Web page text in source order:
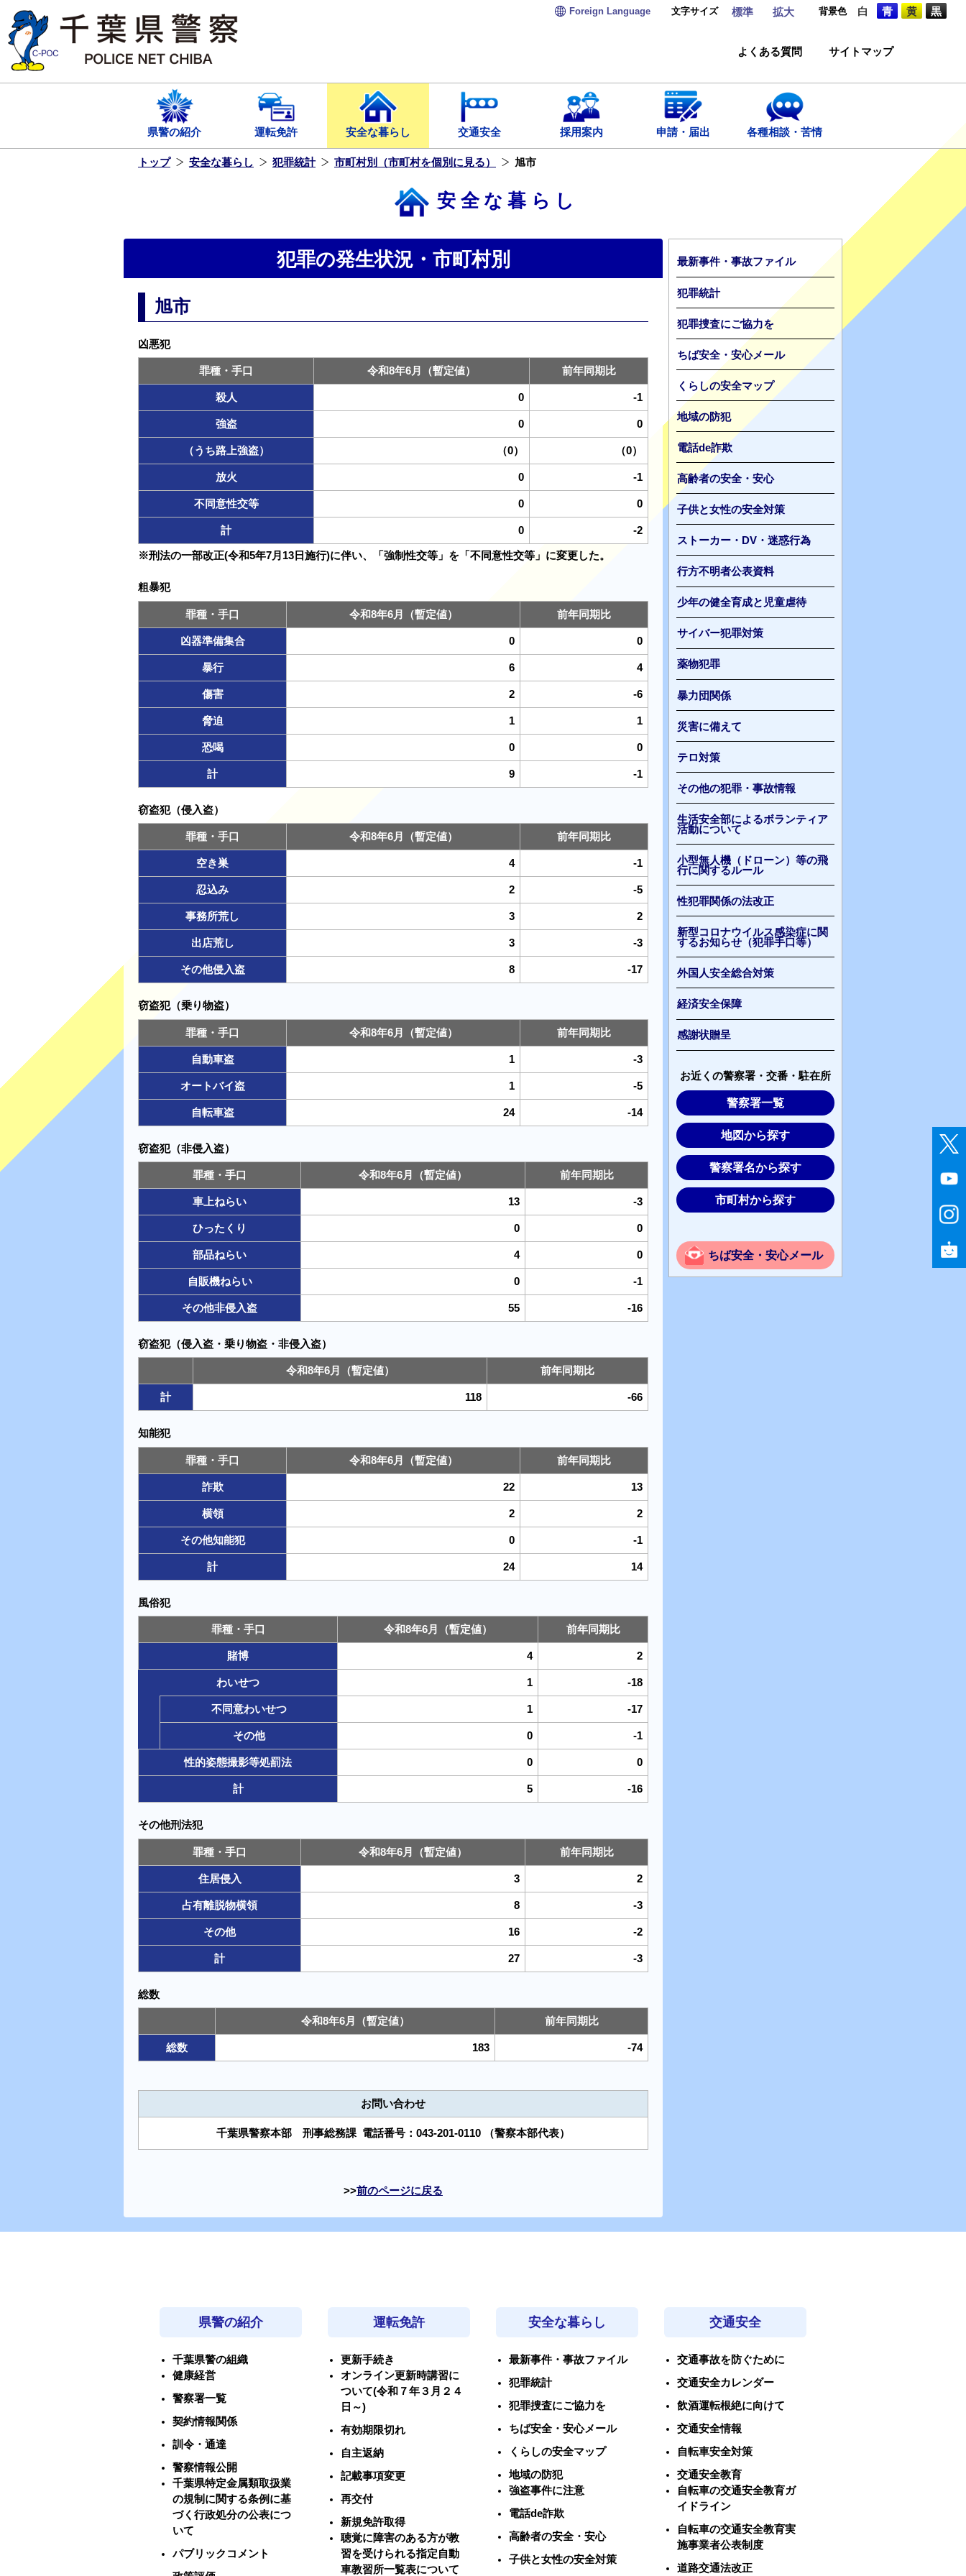
ス
キ
ま
Foreign Language 文字サイズ 標準 拡大 背景色 白 青 黄 黒
よくある質問 サイトマップ
県警の紹介 運転免許 安全な暮らし 交通安全 採用案内 申請・届出 各種相談・苦情
トップ 安全な暮らし 犯罪統計 市町村別（市町村を個別に見る） 旭市
安全な暮らし
犯罪の発生状況・市町村別
旭市
凶悪犯
罪種・手口 令和8年6月（暫定値） 前年同期比
殺人 0 -1
強盗 0 0
（うち路上強盗） （0） （0）
放火 0 -1
不同意性交等 0 0
計 0 -2
※刑法の一部改正(令和5年7月13日施行)に伴い、「強制性交等」を「不同意性交等」に変更した。
粗暴犯
罪種・手口 令和8年6月（暫定値） 前年同期比
凶器準備集合 0 0
暴行 6 4
傷害 2 -6
脅迫 1 1
恐喝 0 0
計 9 -1
窃盗犯（侵入盗）
罪種・手口 令和8年6月（暫定値） 前年同期比
空き巣 4 -1
忍込み 2 -5
事務所荒し 3 2
出店荒し 3 -3
その他侵入盗 8 -17
窃盗犯（乗り物盗）
罪種・手口 令和8年6月（暫定値） 前年同期比
自動車盗 1 -3
オートバイ盗 1 -5
自転車盗 24 -14
窃盗犯（非侵入盗）
罪種・手口 令和8年6月（暫定値） 前年同期比
車上ねらい 13 -3
ひったくり 0 0
部品ねらい 4 0
自販機ねらい 0 -1
その他非侵入盗 55 -16
窃盗犯（侵入盗・乗り物盗・非侵入盗）
令和8年6月（暫定値） 前年同期比
計 118 -66
知能犯
罪種・手口 令和8年6月（暫定値） 前年同期比
詐欺 22 13
横領 2 2
その他知能犯 0 -1
計 24 14
風俗犯
罪種・手口 令和8年6月（暫定値） 前年同期比
賭博 4 2
わいせつ 1 -18
不同意わいせつ 1 -17
その他 0 -1
性的姿態撮影等処罰法 0 0
計 5 -16
その他刑法犯
罪種・手口 令和8年6月（暫定値） 前年同期比
住居侵入 3 2
占有離脱物横領 8 -3
その他 16 -2
計 27 -3
総数
令和8年6月（暫定値） 前年同期比
総数 183 -74
お問い合わせ
千葉県警察本部 刑事総務課 電話番号： 043-201-0110 （警察本部代表）
前のページに戻る
最新事件・事故ファイル
犯罪統計
犯罪捜査にご協力を
ちば安全・安心メール
くらしの安全マップ
地域の防犯
電話de詐欺
高齢者の安全・安心
子供と女性の安全対策
ストーカー・DV・迷惑行為
行方不明者公表資料
少年の健全育成と児童虐待
サイバー犯罪対策
薬物犯罪
暴力団関係
災害に備えて
テロ対策
その他の犯罪・事故情報
生活安全部によるボランティア
活動について
小型無人機（ドローン）等の飛
行に関するルール
性犯罪関係の法改正
新型コロナウイルス感染症に関
するお知らせ（犯罪手口等）
外国人安全総合対策
経済安全保障
感謝状贈呈
お近くの警察署・交番・駐在所
警察署一覧
地図から探す
警察署名から探す
市町村から探す
ちば安全・安心メール
県警の紹介
千葉県警の組織
健康経営
警察署一覧
契約情報関係
訓令・通達
警察情報公開
千葉県特定金属類取扱業
の規制に関する条例に基
づく行政処分の公表につ
いて
パブリックコメント
運転免許
更新手続き
オンライン更新時講習に
ついて(令和７年３月２４
日～)
有効期限切れ
自主返納
記載事項変更
再交付
新規免許取得
聴覚に障害のある方が教
習を受けられる指定自動
車教習所一覧表について
安全な暮らし
最新事件・事故ファイル
犯罪統計
犯罪捜査にご協力を
ちば安全・安心メール
くらしの安全マップ
地域の防犯
強盗事件に注意
電話de詐欺
高齢者の安全・安心
子供と女性の安全対策
交通安全
交通事故を防ぐために
交通安全カレンダー
飲酒運転根絶に向けて
交通安全情報
自転車安全対策
交通安全教育
自転車の交通安全教育ガ
イドライン
自転車の交通安全教育実
施事業者公表制度
道路交通法改正